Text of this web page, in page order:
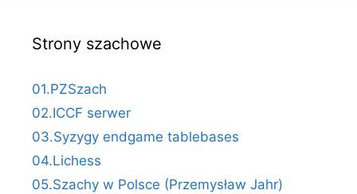
Strony szachowe
01.PZSzach
02.ICCF serwer
03.Syzygy endgame tablebases
04.Lichess
05.Szachy w Polsce (Przemysław Jahr)